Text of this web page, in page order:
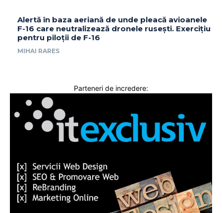
Alertă în baza aeriană de unde pleacă avioanele
F-16 care neutralizează dronele rusești. Exercițiu
pentru piloții de F-16
MIHAI RARES
Parteneri de incredere: